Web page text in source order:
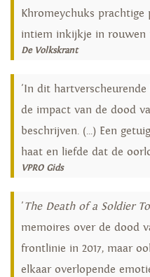
Khromeychuks prachtige
intiem inkijkje in rouwen
De Volkskrant
'In dit
de impact van de dood
beschrijven. (...) Een
haat en liefde dat de
VPRO Gids
'The Death of a Soldier
memoires over de dood
frontlinie in 2017, maar
elkaar overlopende